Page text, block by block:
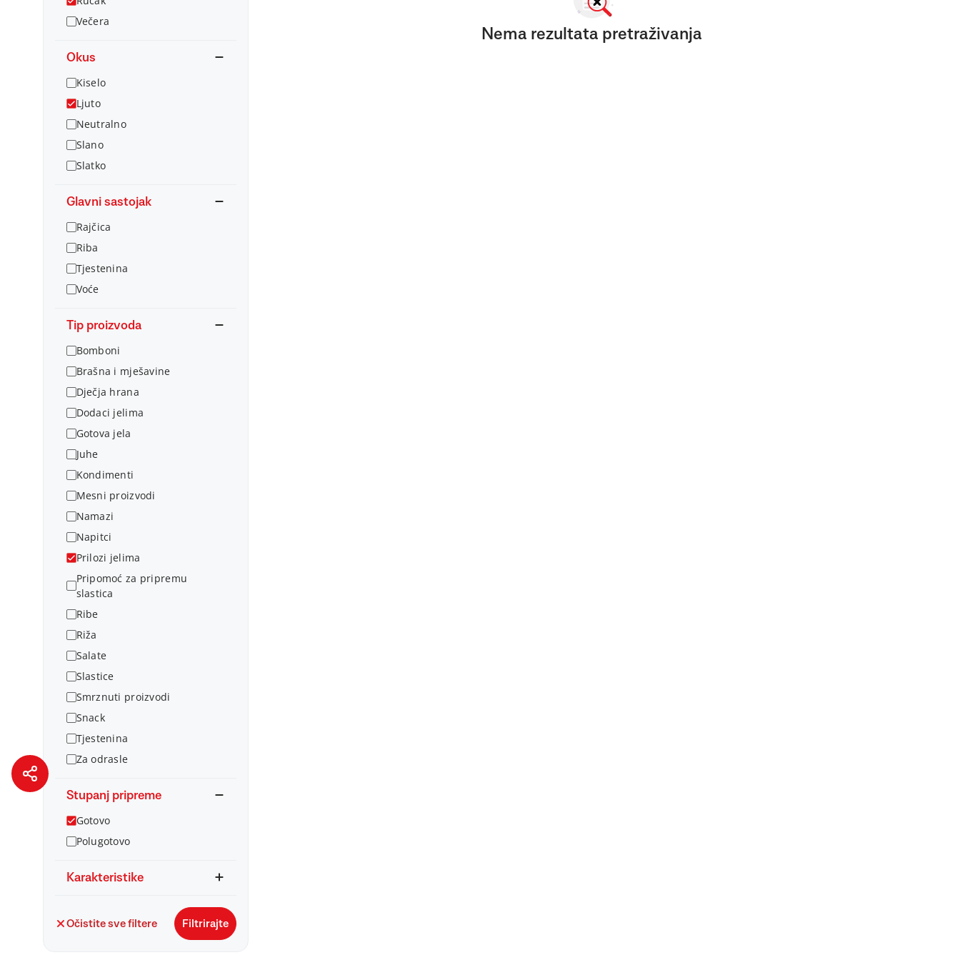
Večera
Okus
Kiselo
Ljuto
Neutralno
Slano
Slatko
Glavni sastojak
Rajčica
Riba
Tjestenina
Voće
Tip proizvoda
Bomboni
Brašna i mješavine
Dječja hrana
Dodaci jelima
Gotova jela
Juhe
Kondimenti
Mesni proizvodi
Namazi
Napitci
Prilozi jelima
Pripomoć za pripremu
slastica
Ribe
Riža
Salate
Slastice
Smrznuti proizvodi
Snack
Tjestenina
Za odrasle
Stupanj pripreme
Gotovo
Polugotovo
Karakteristike
Očistite sve filtere Filtrirajte
Nema rezultata pretraživanja